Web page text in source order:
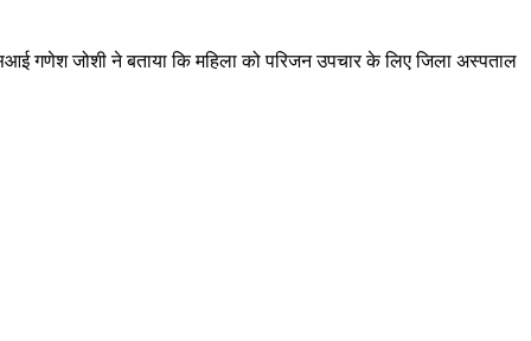
गणेश जोशी ने बताया कि महिला को परिजन उपचार के लिए जिला अस्पताल